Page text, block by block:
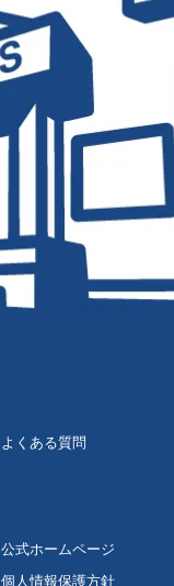
よくある質問
公式ホームページ
個人情報保護方針